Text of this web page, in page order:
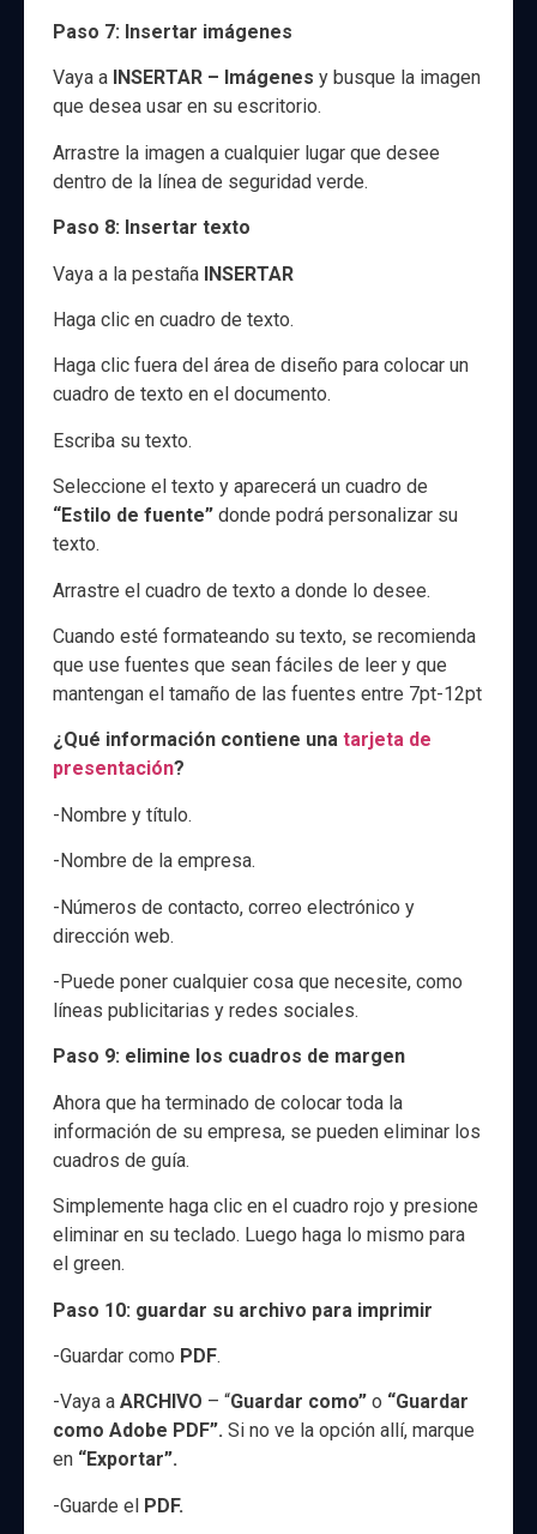
Paso 7: Insertar imágenes
Vaya a INSERTAR – Imágenesy busque la imagen
que desea usar en su escritorio.
Arrastre la imagen a cualquier lugar que desee
dentro de la línea de seguridad verde.
Paso 8: Insertar texto
Vaya a la pestaña INSERTAR
Haga clic en cuadro de texto.
Haga clic fuera del área de diseño para colocar un
cuadro de texto en el documento.
Escriba su texto.
Seleccione el texto y aparecerá un cuadro de
“Estilo de fuente” donde podrá personalizar su
texto.
Arrastre el cuadro de texto a donde lo desee.
Cuando esté formateando su texto, se recomienda
que use fuentes que sean fáciles de leer y que
mantengan el tamaño de las fuentes entre 7pt-12pt
¿Qué información contiene unatarjeta de
presentación?
-Nombre y título.
-Nombre de la empresa.
-Números de contacto, correo electrónico y
dirección web.
-Puede poner cualquier cosa que necesite, como
líneas publicitarias y redes sociales.
Paso 9: elimine los cuadros de margen
Ahora que ha terminado de colocar toda la
información de su empresa, se pueden eliminar los
cuadros de guía.
Simplemente haga clic en el cuadro rojo y presione
eliminar en su teclado. Luego haga lo mismo para
el green.
Paso 10: guardar su archivo para imprimir
-Guardar como PDF.
-Vaya aARCHIVO – “Guardar como”o “Guardar
como Adobe PDF”. Si no ve la opción allí, marque
en “Exportar”.
-Guarde el PDF.